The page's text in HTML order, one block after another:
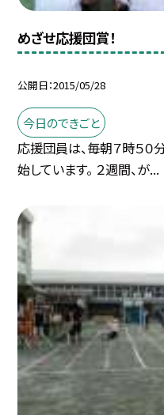
めざせ応援団賞！
公開日 2015/05/28
今日のできごと
応援団員は、毎朝７時５０
始しています。 ２週間、が...